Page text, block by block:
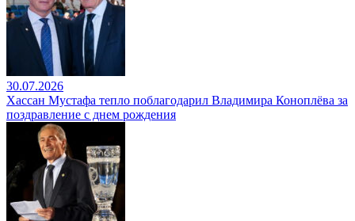
30.07.2026
Хассан Мустафа тепло поблагодарил Владимира Коноплёва за
поздравление с днем рождения